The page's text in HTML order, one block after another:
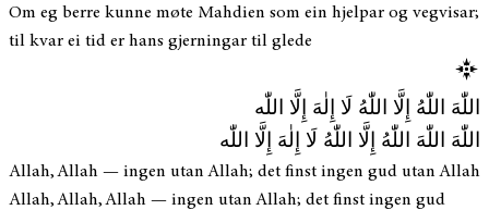
Om eg berre kunne møte Mahdien som ein hjelpar og vegvisar;
til kvar ei tid er hans gjerningar til glede
اللّٰهَ اللّٰهُ إِلَّا اللّٰهُ لَا إِلٰهَ إِلَّا اللّٰه
اللّٰهَ اللّٰهَ اللّٰهُ إِلَّا اللّٰهُ لَا إِلٰهَ إِلَّا اللّٰه
Allah, Allah — ingen utan Allah; det finst ingen gud utan Allah
Allah, Allah, Allah — ingen utan Allah; det finst ingen gud